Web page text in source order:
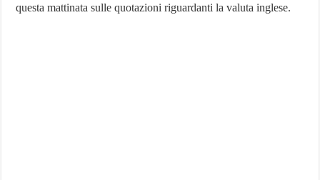
luglio
questa mattinata sulle quotazioni riguardanti la valuta inglese.